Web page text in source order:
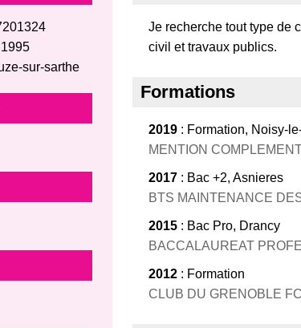
sur-sarthe
Je recherche tout type de
civil et travaux publics.
Formations
2019 : Formation, Noisy-
MENTION
2017 : Bac +2, Asnieres
BTS MAINTENANCE
2015 : Bac Pro, Drancy
BACCALAUREAT
2012 : Formation
CLUB DU GRENOBLE